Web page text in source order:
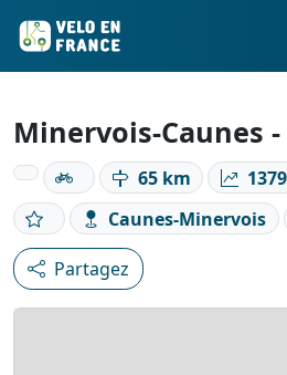
Minervois-Caunes
65 km
Caunes-Minervois
Partagez